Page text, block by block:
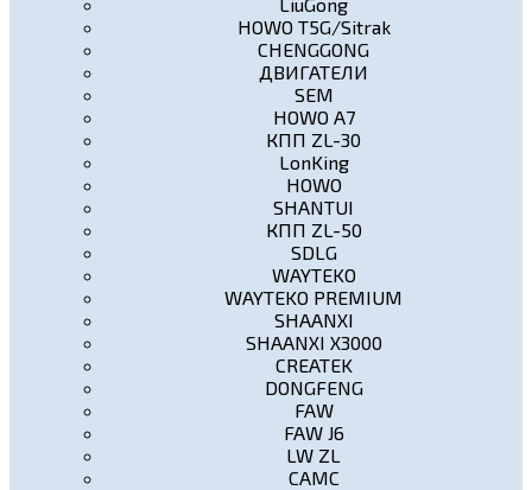
HOWO T5G/Sitrak
CHENGGONG
ДВИГАТЕЛИ
SEM
HOWO A7
КПП ZL-30
LonKing
HOWO
SHANTUI
КПП ZL-50
SDLG
WAYTEKO
WAYTEKO PREMIUM
SHAANXI
SHAANXI X3000
CREATEK
DONGFENG
FAW
FAW J6
LW ZL
CAMC